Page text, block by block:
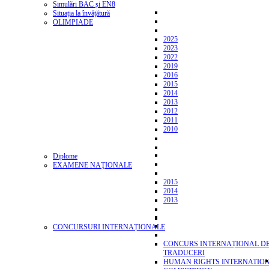
Simulări BAC și EN8
Situația la învățătură
OLIMPIADE
2025
2023
2022
2019
2016
2015
2014
2013
2012
2011
2010
Diplome
EXAMENE NAŢIONALE
2015
2014
2013
CONCURSURI INTERNAȚIONALE
CONCURS INTERNAȚIONAL
TRADUCERI
HUMAN RIGHTS